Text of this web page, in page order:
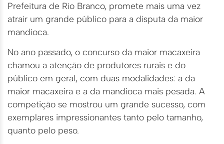
Prefeitura de Rio Branco, promete mais uma vez
atrair um grande público para a disputa da maior
mandioca.
No ano passado, o concurso da maior macaxeira
chamou a atenção de produtores rurais e do
público em geral, com duas modalidades: a da
maior macaxeira e a da mandioca mais pesada. A
competição se mostrou um grande sucesso, com
exemplares impressionantes tanto pelo tamanho,
quanto pelo peso.